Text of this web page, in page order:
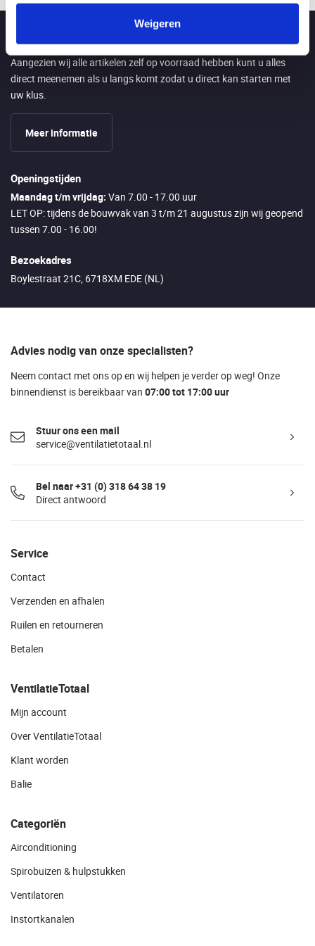
Weigeren
Direct afhalen in Ede
Aangezien wij alle artikelen zelf op voorraad hebben kunt u alles
direct meenemen als u langs komt zodat u direct kan starten met
uw klus.
Meer informatie
Openingstijden
Maandag t/m vrijdag: Van 7.00 - 17.00 uur
LET OP: tijdens de bouwvak van 3 t/m 21 augustus zijn wij geopend
tussen 7.00 - 16.00!
Bezoekadres
Boylestraat 21C, 6718XM EDE (NL)
Advies nodig van onze specialisten?
Neem contact met ons op en wij helpen je verder op weg! Onze
binnendienst is bereikbaar van 07:00 tot 17:00 uur
Stuur ons een mail
service@ventilatietotaal.nl
Bel naar +31 (0) 318 64 38 19
Direct antwoord
Service
Contact
Verzenden en afhalen
Ruilen en retourneren
Betalen
VentilatieTotaal
Mijn account
Over VentilatieTotaal
Klant worden
Balie
Categoriën
Airconditioning
Spirobuizen & hulpstukken
Ventilatoren
Instortkanalen